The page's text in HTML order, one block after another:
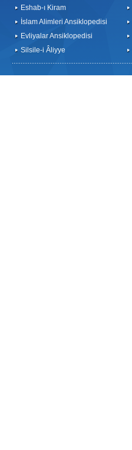
Eshab-ı Kiram
İslam Alimleri Ansiklopedisi
Evliyalar Ansiklopedisi
Silsile-i Âliyye